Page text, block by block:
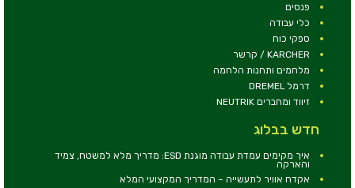
פנסים
כלי עבודה
ספקי כוח
KARCHER / קרשר
מלחמים ותחנות הלחמה
דרמל DREMEL
זיווד ומחברים NEUTRIK
חדש בבלוג
איך מקימים עמדת עבודה מוגנת ESD: מדריך מלא למשטח, צמיד
והארקה
אקדח אוויר לתעשייה – המדריך המקצועי המלא